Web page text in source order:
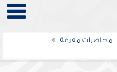
محاضرات مفرغة